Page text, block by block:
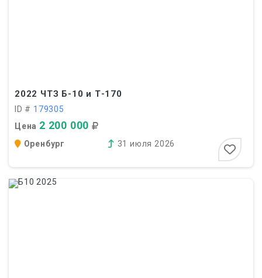
2022 ЧТЗ Б-10 и Т-170
ID # 179305
Цена 2 200 000
Оренбург 31 июля 2026